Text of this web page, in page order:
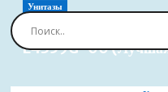
Унитазы
Сиденье для
E4359G-00